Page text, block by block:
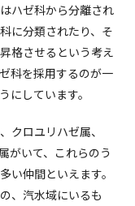
ハゼ科から分離され
に分類されたり、そ
格させるという考え
科を採用するのが一
にしています。
クロユリハゼ属、
がいて、これらのう
い仲間といえます。
、汽水域にいるも